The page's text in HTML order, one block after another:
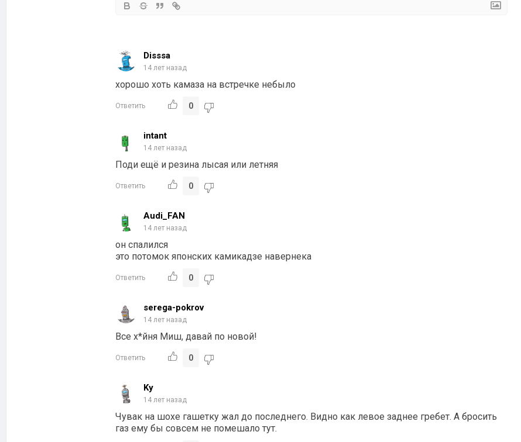
Disssa
14 лет назад
хорошо хоть камаза на встречке небыло
Ответить 0
intant
14 лет назад
Поди ещё и резина лысая или летняя
Ответить 0
Audi_FAN
14 лет назад
он спалился
это потомок японских камикадзе навернека
Ответить 0
serega-pokrov
14 лет назад
Все х*йня Миш, давай по новой!
Ответить 0
Ky
14 лет назад
Чувак на шохе гашетку жал до последнего. Видно как левое заднее гребет. А бросить
газ ему бы совсем не помешало тут.